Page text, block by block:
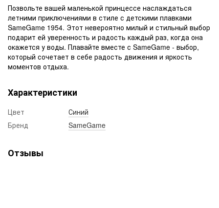
Позвольте вашей маленькой принцессе наслаждаться
летними приключениями в стиле с детскими плавками
SameGame 1954. Этот невероятно милый и стильный выбор
подарит ей уверенность и радость каждый раз, когда она
окажется у воды. Плавайте вместе с SameGame - выбор,
который сочетает в себе радость движения и яркость
моментов отдыха.
Характеристики
Цвет
Синий
Бренд
SameGame
Отзывы